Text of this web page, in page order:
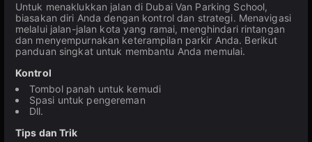
Untuk menaklukkan jalan di Dubai Van Parking School,
biasakan diri Anda dengan kontrol dan strategi. Menavigasi
melalui jalan-jalan kota yang ramai, menghindari rintangan
dan menyempurnakan keterampilan parkir Anda. Berikut
panduan singkat untuk membantu Anda memulai.
Kontrol
Tombol panah untuk kemudi
Spasi untuk pengereman
Dll.
Tips dan Trik